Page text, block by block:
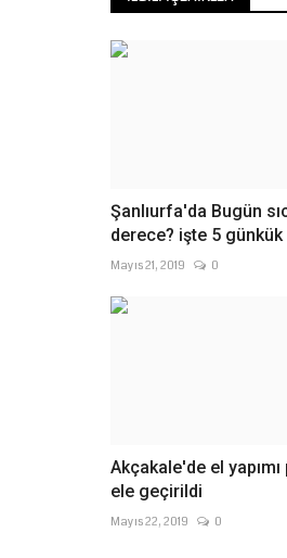
Şanlıurfa'da Bugün
derece? işte 5 günkük
Mayıs 21, 2019 0
Akçakale'de el yapımı
ele geçirildi
Mayıs 22, 2019 0